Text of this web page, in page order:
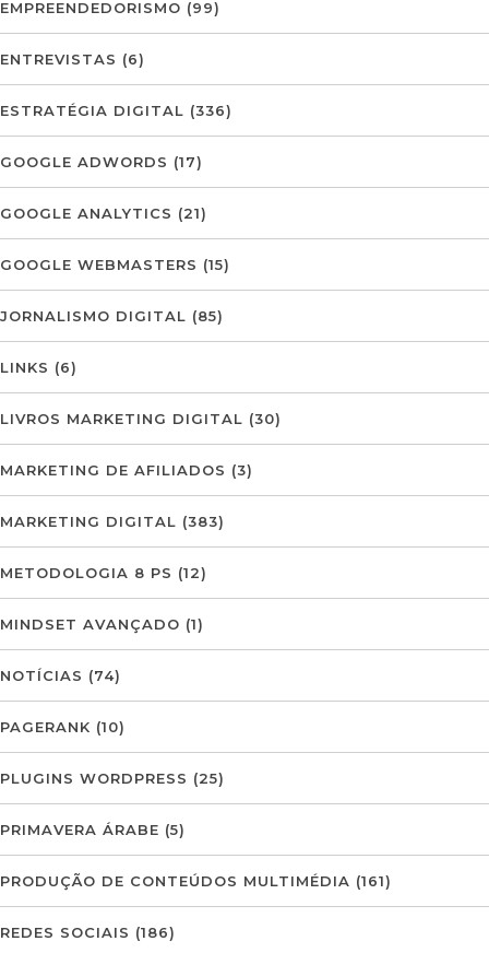
EMPREENDEDORISMO (99)
ENTREVISTAS (6)
ESTRATÉGIA DIGITAL (336)
GOOGLE ADWORDS (17)
GOOGLE ANALYTICS (21)
GOOGLE WEBMASTERS (15)
JORNALISMO DIGITAL (85)
LINKS (6)
LIVROS MARKETING DIGITAL (30)
MARKETING DE AFILIADOS (3)
MARKETING DIGITAL (383)
METODOLOGIA 8 PS (12)
MINDSET AVANÇADO (1)
NOTÍCIAS (74)
PAGERANK (10)
PLUGINS WORDPRESS (25)
PRIMAVERA ÁRABE (5)
PRODUÇÃO DE CONTEÚDOS MULTIMÉDIA (161)
REDES SOCIAIS (186)